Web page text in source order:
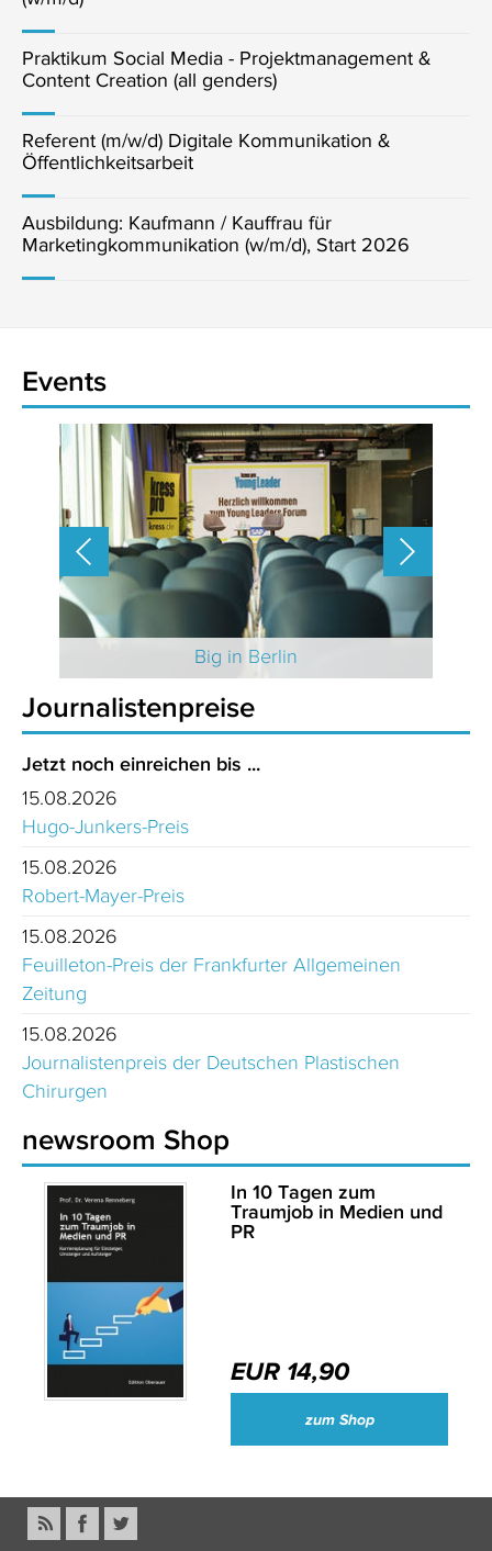
Praktikum Social Media - Projektmanagement &
Content Creation (all genders)
Referent (m/w/d) Digitale Kommunikation &
Öffentlichkeitsarbeit
Ausbildung: Kaufmann / Kauffrau für
Marketingkommunikation (w/m/d), Start 2026
Events
Big in Berlin
Journalistenpreise
Jetzt noch einreichen bis ...
15.08.2026
Hugo-Junkers-Preis
15.08.2026
Robert-Mayer-Preis
15.08.2026
Feuilleton-Preis der Frankfurter Allgemeinen
Zeitung
15.08.2026
Journalistenpreis der Deutschen Plastischen
Chirurgen
newsroom Shop
In 10 Tagen zum
Traumjob in Medien und
PR
EUR 14,90
zum Shop